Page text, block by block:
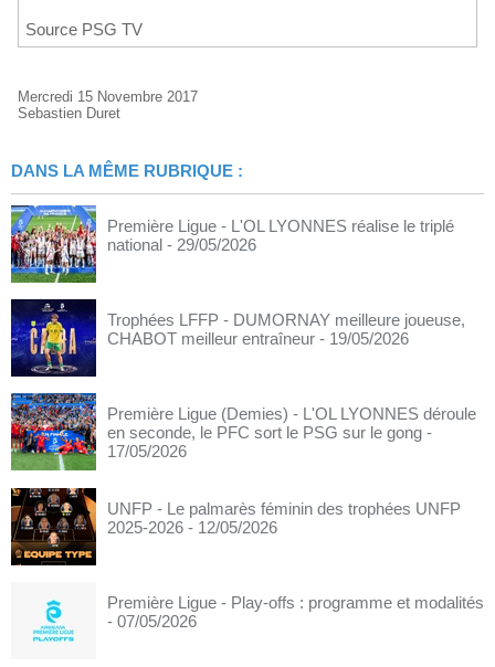
Source PSG TV
Mercredi 15 Novembre 2017
Sebastien Duret
DANS LA MÊME RUBRIQUE :
Première Ligue - L'OL LYONNES réalise le triplé
national - 29/05/2026
Trophées LFFP - DUMORNAY meilleure joueuse,
CHABOT meilleur entraîneur - 19/05/2026
Première Ligue (Demies) - L'OL LYONNES déroule
en seconde, le PFC sort le PSG sur le gong -
17/05/2026
UNFP - Le palmarès féminin des trophées UNFP
2025-2026 - 12/05/2026
Première Ligue - Play-offs : programme et modalités
- 07/05/2026